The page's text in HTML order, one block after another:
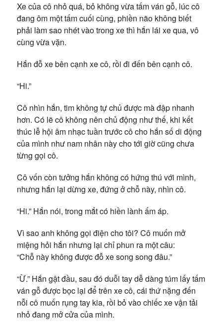
Xe của cô nhỏ quá, bỏ không vừa tấm ván gỗ, lúc cô
đang ôm một tấm cuối cùng, phiền não không biết
phải làm sao nhét vào trong xe thì hắn lái xe qua, vô
cùng vừa vặn.
Hắn đỗ xe bên cạnh xe cô, rồi đi đến bên cạnh cô.
“Hi.”
Cô nhìn hắn, tim không tự chủ được mà đập nhanh
hơn. Có lẽ cô không nên chủ động như thế, khi kết
thúc lễ hội âm nhạc tuần trước cô cho hắn số di động
của mình như nam nhân này cho tới giờ cũng chưa
từng gọi cô.
Cô vốn còn tưởng hắn không có hứng thú với mình,
nhưng hắn lại dừng xe, đứng ở chỗ này, nhìn cô.
“Hi.” Hắn nói, trong mắt có hiền lành ấm áp.
Vì sao anh không gọi điện cho tôi? Cô muốn mở
miệng hỏi hắn nhưng lại chỉ phun ra một câu:
“Chỗ này không được đỗ xe song song đâu.”
“Ừ.” Hắn gật đầu, sau đó duỗi tay dễ dàng túm lấy tấm
ván gỗ được bọc lại để trên xe cô, cái thứ nặng đến
nỗi cô muốn rụng tay kia, rồi bỏ vào chiếc xe vận tải
nhỏ đang mở cửa của mình.